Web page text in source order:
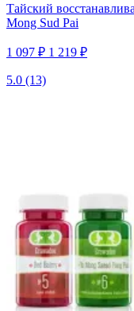
Тайский
Mong Sud Pai
1 097 ₽ 1 219 ₽
5.0 (13)